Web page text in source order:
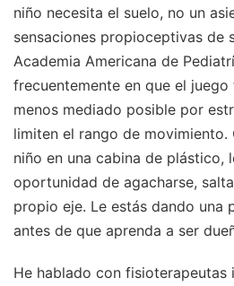
niño necesita el suelo, no un
sensaciones propioceptivas de
Academia Americana de
frecuentemente en que el
menos mediado posible por
limiten el rango de movimiento.
niño en una cabina de plástico,
oportunidad de agacharse,
propio eje. Le estás dando una
antes de que aprenda a ser
He hablado con fisioterapeutas